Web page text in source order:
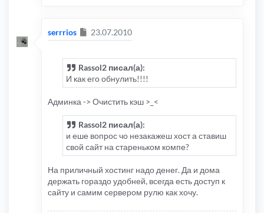
serrrios Сообщение
23.07.2010
Rassol2 писал(а):
И как его обнулить!!!!
Админка -> Очистить кэш >_<
Rassol2 писал(а):
и еше вопрос чо незакажеш хост а ставиш
свой сайт на стареньком компе?
На приличный хостинг надо денег. Да и дома
держать гораздо удобней, всегда есть доступ к
сайту и самим сервером рулю как хочу.